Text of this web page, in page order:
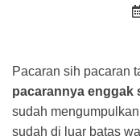
Pacaran sih pacaran
pacarannya enggak
sudah
sudah di luar batas